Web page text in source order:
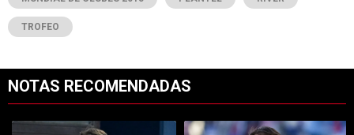
TROFEO
NOTAS RECOMENDADAS
Un artículo de tendencia con el título "Coudet tras la derrota ante
Un artículo de tendencia con el